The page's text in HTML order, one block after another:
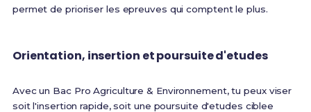
permet de prioriser les epreuves qui comptent le plus.
Orientation, insertion et poursuite d'etudes
Avec un Bac Pro Agriculture & Environnement, tu peux viser
soit l'insertion rapide, soit une poursuite d'etudes ciblee